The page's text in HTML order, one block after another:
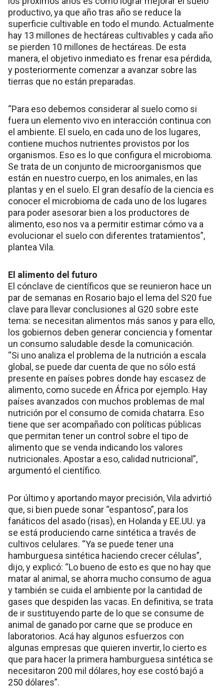
productivo, ya que año tras año se reduce la
superficie cultivable en todo el mundo. Actualmente
hay 13 millones de hectáreas cultivables y cada año
se pierden 10 millones de hectáreas. De esta
manera, el objetivo inmediato es frenar esa pérdida,
y posteriormente comenzar a avanzar sobre las
tierras que no están preparadas.
“Para eso debemos considerar al suelo como si
fuera un elemento vivo en interacción continua con
el ambiente. El suelo, en cada uno de los lugares,
contiene muchos nutrientes provistos por los
organismos. Eso es lo que configura el microbioma.
Se trata de un conjunto de microorganismos que
están en nuestro cuerpo, en los animales, en las
plantas y en el suelo. El gran desafío de la ciencia es
conocer el microbioma de cada uno de los lugares
para poder asesorar bien a los productores de
alimento, eso nos va a permitir estimar cómo va a
evolucionar el suelo con diferentes tratamientos”,
plantea Vila.
El alimento del futuro
El cónclave de científicos que se reunieron hace un
par de semanas en Rosario bajo el lema del S20 fue
clave para llevar conclusiones al G20 sobre este
tema: se necesitan alimentos más sanos y para ello,
los gobiernos deben generar conciencia y fomentar
un consumo saludable desde la comunicación.
“Si uno analiza el problema de la nutrición a escala
global, se puede dar cuenta de que no sólo está
presente en países pobres donde hay escasez de
alimento, como sucede en África por ejemplo. Hay
países avanzados con muchos problemas de mal
nutrición por el consumo de comida chatarra. Eso
tiene que ser acompañado con políticas públicas
que permitan tener un control sobre el tipo de
alimento que se venda indicando los valores
nutricionales. Apostar a eso, calidad nutricional”,
argumentó el científico.
Por último y aportando mayor precisión, Vila advirtió
que, si bien puede sonar “espantoso”, para los
fanáticos del asado (risas), en Holanda y EE.UU. ya
se está produciendo carne sintética a través de
cultivos celulares. “Ya se puede tener una
hamburguesa sintética haciendo crecer células”,
dijo, y explicó: “Lo bueno de esto es que no hay que
matar al animal, se ahorra mucho consumo de agua
y también se cuida el ambiente por la cantidad de
gases que despiden las vacas. En definitiva, se trata
de ir sustituyendo parte de lo que se consume de
animal de ganado por carne que se produce en
laboratorios. Acá hay algunos esfuerzos con
algunas empresas que quieren invertir, lo cierto es
que para hacer la primera hamburguesa sintética se
necesitaron 200 mil dólares, hoy ese costó bajó a
250 dólares”.